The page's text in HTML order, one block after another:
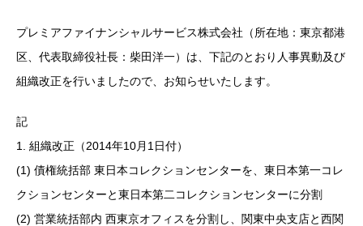
プレミアファイナンシャルサービス株式会社（所在地：東京都港
区、代表取締役社長：柴田洋一）は、下記のとおり人事異動及び
組織改正を行いましたので、お知らせいたします。
記
1. 組織改正（2014年10月1日付）
(1) 債権統括部 東日本コレクションセンターを、東日本第一コレ
クションセンターと東日本第二コレクションセンターに分割
(2) 営業統括部内 西東京オフィスを分割し、関東中央支店と西関